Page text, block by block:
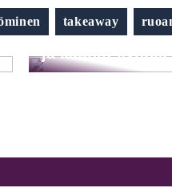
takeaway
Näin saat terveet
ja kauniit kynnet